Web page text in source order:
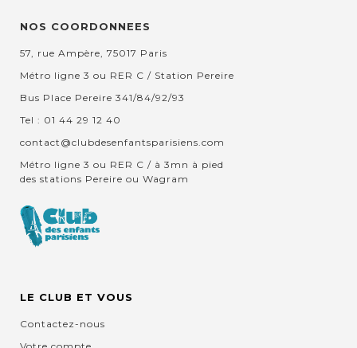
NOS COORDONNEES
57, rue Ampère, 75017 Paris
Métro ligne 3 ou RER C / Station Pereire
Bus Place Pereire 341/84/92/93
Tel : 01 44 29 12 40
contact@clubdesenfantsparisiens.com
Métro ligne 3 ou RER C / à 3mn à pied
des stations Pereire ou Wagram
LE CLUB ET VOUS
Contactez-nous